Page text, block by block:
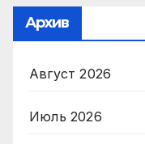
Архив
Август 2026
Июль 2026